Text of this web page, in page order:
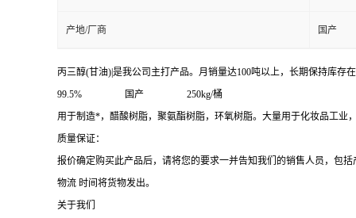
产地/厂商 国产
丙三醇(甘油)|是我公司主打产品。月销量达100吨以上，长期保持库存
99.5% 国产 250kg/桶
用于制造*，醋酸树脂，聚氨酯树脂，环氧树脂。大量用于化妆品工业
质量保证：
报价确定购买此产品后，请将您的要求一并告知我们的销售人员，包
物流 时间将货物发出。
关于我们